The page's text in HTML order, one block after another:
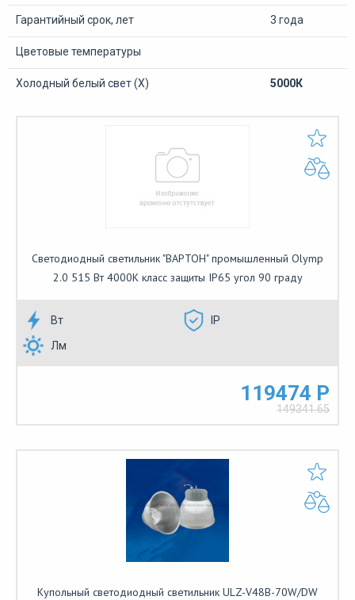
Гарантийный срок, лет 3 года
Цветовые температуры
Холодный белый свет (Х) 5000К
Светодиодный светильник "ВАРТОН" промышленный Olymp
2.0 515 Вт 4000К класс защиты IP65 угол 90 граду
Вт
IP
Лм
119474 Р
149341.65
Купольный светодиодный светильник ULZ-V48B-70W/DW